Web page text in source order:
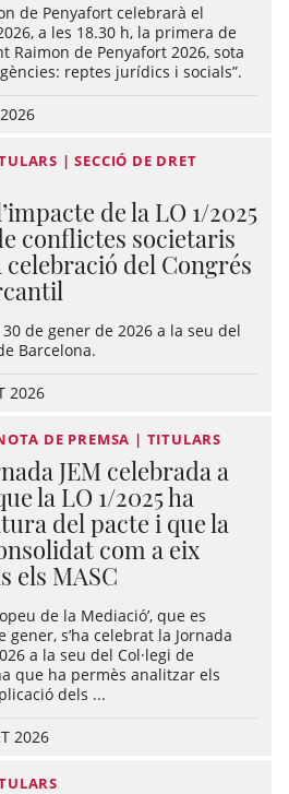
de Penyafort celebrarà el
a les 18.30 h, la primera de
Raimon de Penyafort 2026, sota
reptes jurídics i socials”.
| SECCIÓ DE DRET
de la LO 1/2025
conflictes societaris
del Congrés
de gener de 2026 a la seu del
Barcelona.
2026
DE PREMSA | TITULARS
JEM celebrada a
la LO 1/2025 ha
del pacte i que la
com a eix
els MASC
de la Mediació’, que es
s’ha celebrat la Jornada
a la seu del Col·legi de
que ha permès analitzar els
dels ...
2026